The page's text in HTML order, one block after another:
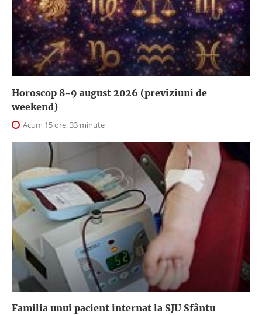
Horoscop 8-9 august 2026 (previziuni de
weekend)
Acum 15 ore, 33 minute
Familia unui pacient internat la SJU Sfântu